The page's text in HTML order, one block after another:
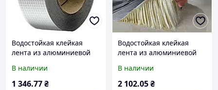
Водостойкая клейкая
лента из алюминиевой
герметика 10 м х 100 мм
В наличии
1 346.77₴
Водостойкая клейкая
лента из алюминиевой
герметика 5 м х 300 мм
В наличии
2 102.05₴